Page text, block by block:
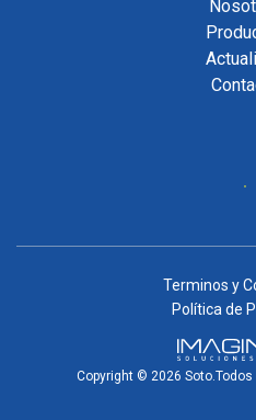
Terminos y
Política de
Copyright © 2026